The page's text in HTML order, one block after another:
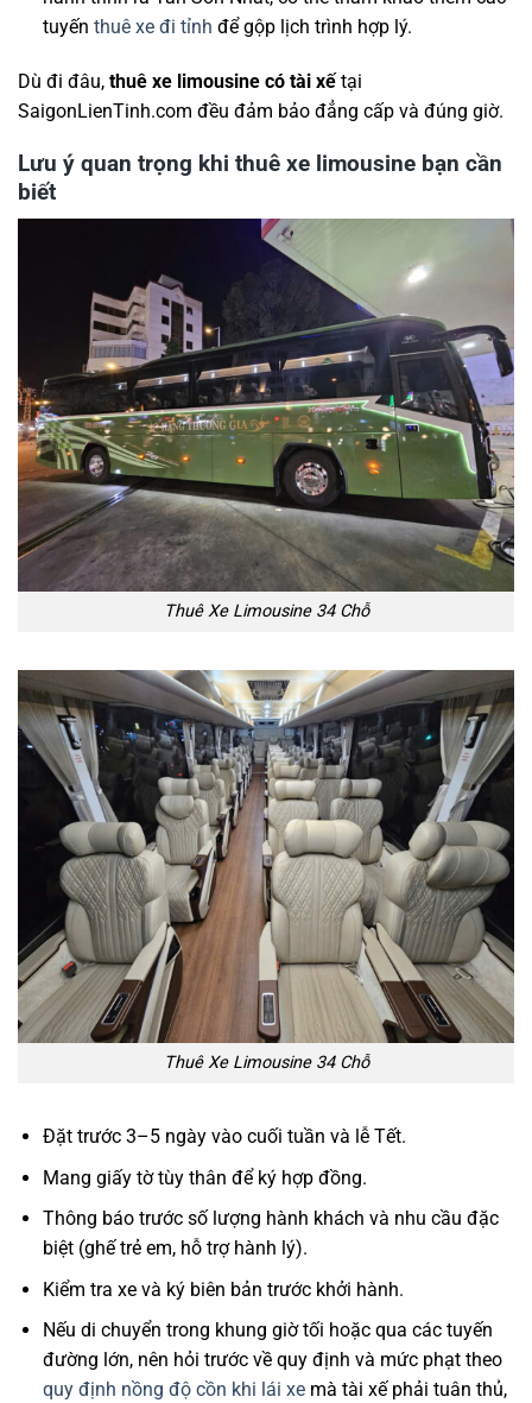
tuyến thuê xe đi tỉnh để gộp lịch trình hợp lý.
Dù đi đâu, thuê xe limousine có tài xếtại
SaigonLienTinh.com đều đảm bảo đẳng cấp và đúng giờ.
Lưu ý quan trọng khi thuê xe limousine bạn cần
biết
Thuê Xe Limousine 34 Chỗ
Thuê Xe Limousine 34 Chỗ
Đặt trước 3–5 ngày vào cuối tuần và lễ Tết.
Mang giấy tờ tùy thân để ký hợp đồng.
Thông báo trước số lượng hành khách và nhu cầu đặc
biệt (ghế trẻ em, hỗ trợ hành lý).
Kiểm tra xe và ký biên bản trước khởi hành.
Nếu di chuyển trong khung giờ tối hoặc qua các tuyến
đường lớn, nên hỏi trước về quy định và mức phạt theo
quy định nồng độ cồn khi lái xemà tài xế phải tuân thủ,